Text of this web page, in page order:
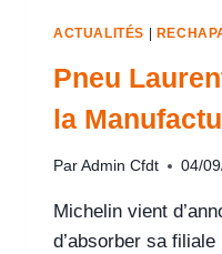
ACTUALITÉS
Pneu
la
Par Admin Cfdt 04/
Michelin vient
d’absorber sa